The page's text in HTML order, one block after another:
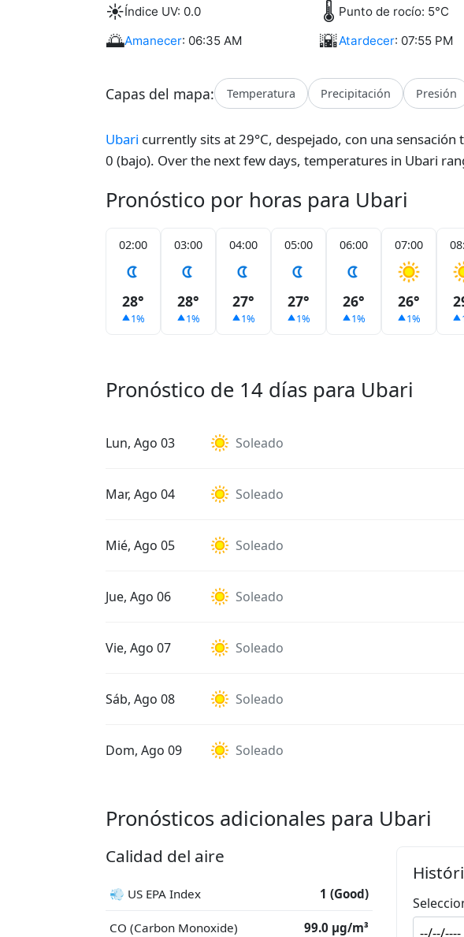
☀️Índice UV: 0.0 🌡️ Punto de rocío: 5°C
🌅Amanecer: 06:35 AM 🌇Atardecer: 07:55 PM
Capas del mapa: Temperatura Precipitación Presión
Ubari currently sits at 29°C, despejado, con una
0 (bajo). Over the next few days, temperatures in Ubari
Pronóstico por horas para Ubari
02:00
28°
1%
03:00
28°
1%
04:00
27°
1%
05:00
27°
1%
06:00
26°
1%
07:00
26°
1%
Pronóstico de 14 días para Ubari
Lun, Ago 03 Soleado
Mar, Ago 04 Soleado
Mié, Ago 05 Soleado
Jue, Ago 06 Soleado
Vie, Ago 07 Soleado
Sáb, Ago 08 Soleado
Dom, Ago 09 Soleado
Pronósticos adicionales para Ubari
Calidad del aire
💨 US EPA Index 1 (Good)
CO (Carbon Monoxide) 99.0 μg/m³